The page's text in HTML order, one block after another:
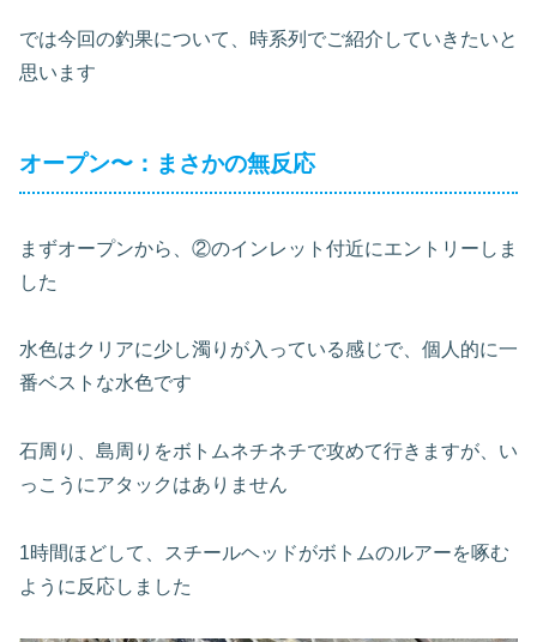
では今回の釣果について、時系列でご紹介していきたいと
思います
オープン〜：まさかの無反応
まずオープンから、②のインレット付近にエントリーしま
した
水色はクリアに少し濁りが入っている感じで、個人的に一
番ベストな水色です
石周り、島周りをボトムネチネチで攻めて行きますが、い
っこうにアタックはありません
1時間ほどして、スチールヘッドがボトムのルアーを啄む
ように反応しました